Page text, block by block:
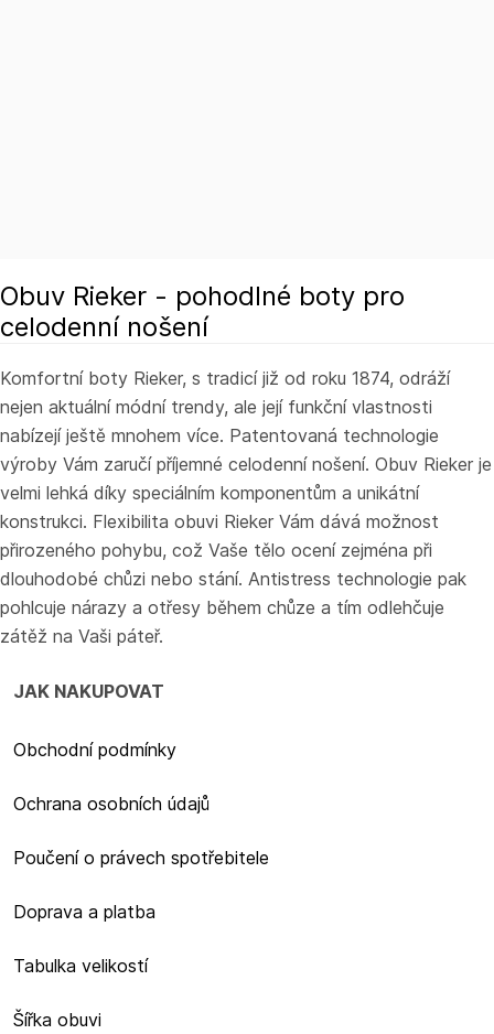
Obuv Rieker - pohodlné boty pro
celodenní nošení
Komfortní boty Rieker, s tradicí již od roku 1874, odráží
nejen aktuální módní trendy, ale její funkční vlastnosti
nabízejí ještě mnohem více. Patentovaná technologie
výroby Vám zaručí příjemné celodenní nošení. Obuv Rieker je
velmi lehká díky speciálním komponentům a unikátní
konstrukci. Flexibilita obuvi Rieker Vám dává možnost
přirozeného pohybu, což Vaše tělo ocení zejména při
dlouhodobé chůzi nebo stání. Antistress technologie pak
pohlcuje nárazy a otřesy během chůze a tím odlehčuje
zátěž na Vaši páteř.
JAK NAKUPOVAT
Obchodní podmínky
Ochrana osobních údajů​
Poučení o právech spotřebitele
Doprava a platba
Tabulka velikostí
Šířka obuvi